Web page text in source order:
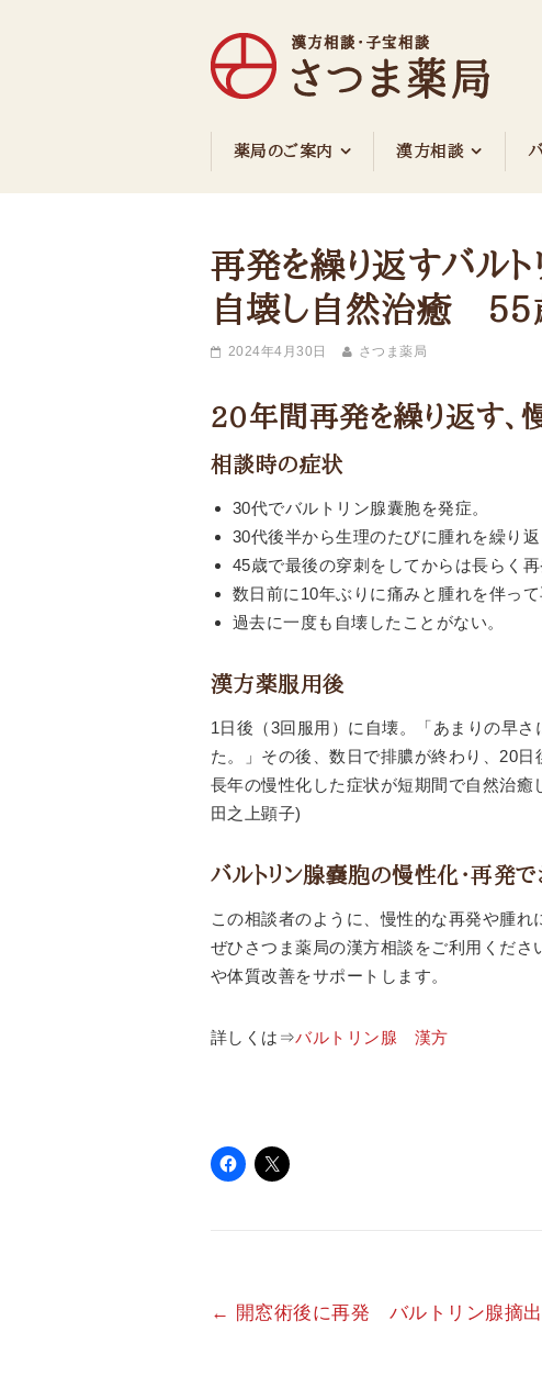
薬局のご案内 漢方相談
再発を繰り返すバル
自壊し自然治癒
2024年4月30日 さつま薬局
20年間再発を繰り返す、
相談時の症状
30代でバルトリン腺囊胞を発症。
30代後半から生理のたびに腫れを繰り返
45歳で最後の穿刺をしてからは長らく再
数日前に10年ぶりに痛みと腫れを伴って
過去に一度も自壊したことがない。
漢方薬服用後
1日後（3回服用）に自壊。「あまりの早
た。」その後、数日で排膿が終わり、20
長年の慢性化した症状が短期間で自然治
田之上顕子)
バルトリン腺嚢胞の慢性化・再発
この相談者のように、慢性的な再発や腫れ
ぜひさつま薬局の漢方相談をご利用くだ
や体質改善をサポートします。
詳しくは⇒バルトリン腺 漢方
← 開窓術後に再発 バルトリン腺摘